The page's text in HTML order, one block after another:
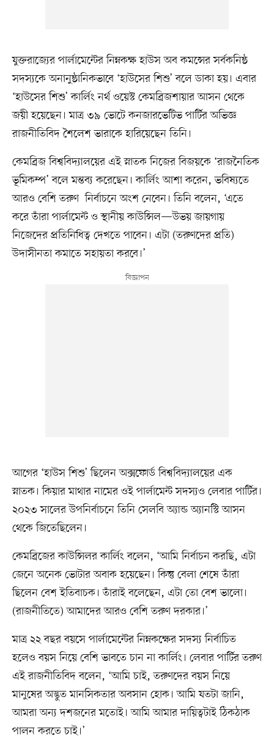
যুক্তরাজ্যের পার্লামেন্টের নিম্নকক্ষ হাউস অব কমন্সের সর্বকনিষ্ঠ
সদস্যকে অনানুষ্ঠানিকভাবে ‘হাউসের শিশু’ বলে ডাকা হয়। এবার
‘হাউসের শিশু’ কার্লিং নর্থ ওয়েস্ট কেমব্রিজশায়ার আসন থেকে
জয়ী হয়েছেন। মাত্র ৩৯ ভোটে কনজারভেটিভ পার্টির অভিজ্ঞ
রাজনীতিবিদ শৈলেশ ভারাকে হারিয়েছেন তিনি।
কেমব্রিজ বিশ্ববিদ্যালয়ের এই স্নাতক নিজের বিজয়কে ‘রাজনৈতিক
ভূমিকম্প’ বলে মন্তব্য করেছেন। কার্লিং আশা করেন, ভবিষ্যতে
আরও বেশি তরুণ নির্বাচনে অংশ নেবেন। তিনি বলেন, ‘এতে
করে তাঁরা পার্লামেন্ট ও স্থানীয় কাউন্সিল—উভয় জায়গায়
নিজেদের প্রতিনিধিত্ব দেখতে পাবেন। এটা (তরুণদের প্রতি)
উদাসীনতা কমাতে সহায়তা করবে।’
আগের ‘হাউস শিশু’ ছিলেন অক্সফোর্ড বিশ্ববিদ্যালয়ের এক
স্নাতক। কিয়ার মাথার নামের ওই পার্লামেন্ট সদস্যও লেবার পার্টির।
২০২৩ সালের উপনির্বাচনে তিনি সেলবি অ্যান্ড অ্যানস্টি আসন
থেকে জিতেছিলেন।
কেমব্রিজের কাউন্সিলর কার্লিং বলেন, ‘আমি নির্বাচন করছি, এটা
জেনে অনেক ভোটার অবাক হয়েছেন। কিন্তু বেলা শেষে তাঁরা
ছিলেন বেশ ইতিবাচক। তাঁরাই বলেছেন, এটা তো বেশ ভালো।
(রাজনীতিতে) আমাদের আরও বেশি তরুণ দরকার।’
মাত্র ২২ বছর বয়সে পার্লামেন্টের নিম্নকক্ষের সদস্য নির্বাচিত
হলেও বয়স নিয়ে বেশি ভাবতে চান না কার্লিং। লেবার পার্টির তরুণ
এই রাজনীতিবিদ বলেন, ‘আমি চাই, তরুণদের বয়স নিয়ে
মানুষের অদ্ভুত মানসিকতার অবসান হোক। আমি যতটা জানি,
আমরা অন্য দশজনের মতোই। আমি আমার দায়িত্বটাই ঠিকঠাক
পালন করতে চাই।’